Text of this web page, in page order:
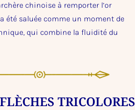
chinoise à remporter l’or
été saluée comme un moment de
qui combine la fluidité du